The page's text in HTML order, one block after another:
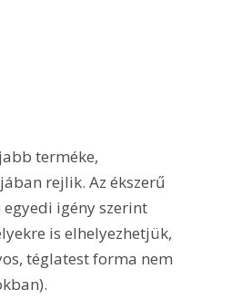
terméke,
rejlik. Az ékszerű
igény szerint
is elhelyezhetjük,
téglatest forma nem